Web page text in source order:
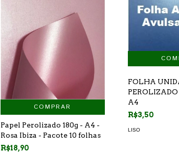
COMPRAR
Papel Perolizado 180g - A4 -
Rosa Ibiza - Pacote 10 folhas
R$18,90
FOLHA
PEROLIZADO
A4
R$3,50
LISO